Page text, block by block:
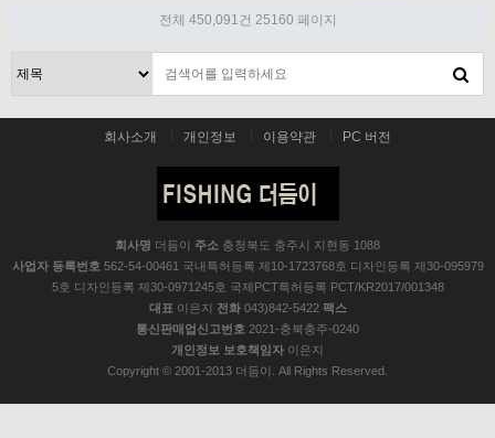
전체 450,091건 25160 페이지
회사소개 개인정보 이용약관 PC 버전
회사명 더듬이 주소 충청북도 충주시 지현동 1088
사업자 등록번호 562-54-00461 국내특허등록 제10-1723768호 디자인등록 제30-095979
5호 디자인등록 제30-0971245호 국제PCT특허등록 PCT/KR2017/001348
대표 이은지 전화043)842-5422 팩스
통신판매업신고번호 2021-충북충주-0240
개인정보 보호책임자 이은지
Copyright © 2001-2013 더듬이. All Rights Reserved.